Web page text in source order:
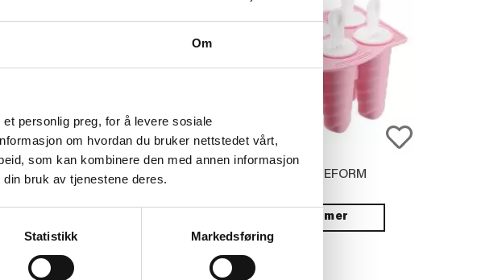
Om
personlig preg, for å levere sosiale
om hvordan du bruker nettstedet vårt,
som kan kombinere den med annen informasjon
bruk av tjenestene deres.
Statistikk Markedsføring
9CM
70%
SENGETØY KREPP HARMONY
ISPINNEFORM
Vis mer